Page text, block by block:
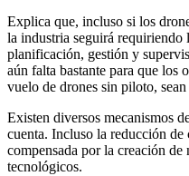
Explica que, incluso si los
la industria seguirá requiriendo
planificación, gestión y
aún falta bastante para que los
vuelo de drones sin piloto,
Existen diversos mecanismos
cuenta. Incluso la reducción de
compensada por la creación
tecnológicos.